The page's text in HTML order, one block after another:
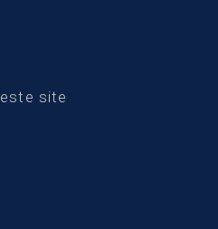
site